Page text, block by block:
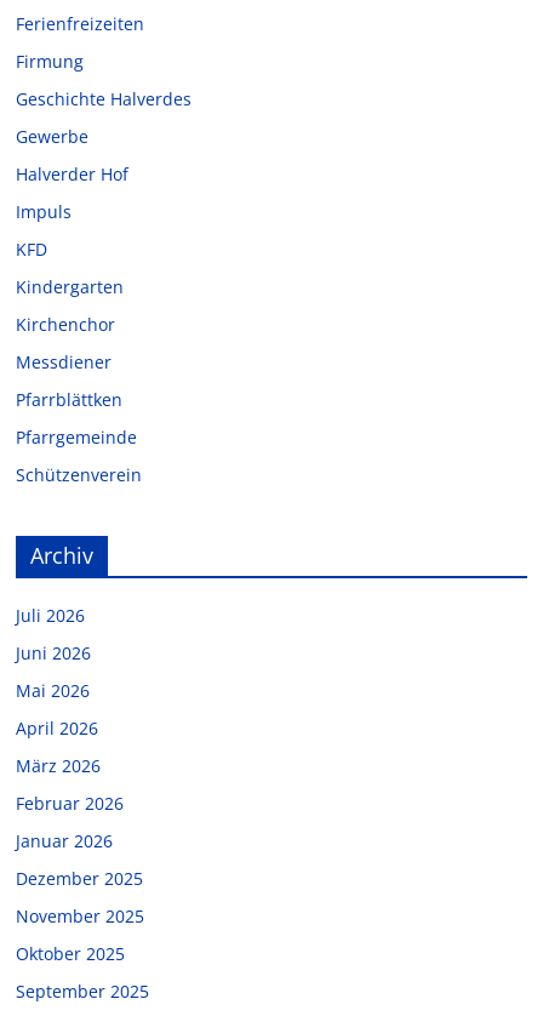
Ferienfreizeiten
Firmung
Geschichte Halverdes
Gewerbe
Halverder Hof
Impuls
KFD
Kindergarten
Kirchenchor
Messdiener
Pfarrblättken
Pfarrgemeinde
Schützenverein
Archiv
Juli 2026
Juni 2026
Mai 2026
April 2026
März 2026
Februar 2026
Januar 2026
Dezember 2025
November 2025
Oktober 2025
September 2025